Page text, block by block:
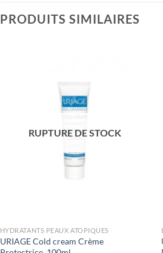
PRODUITS SIMILAIRES
RUPTURE DE STOCK
HYDRATANTS PEAUX ATOPIQUES
URIAGE Cold cream Crème